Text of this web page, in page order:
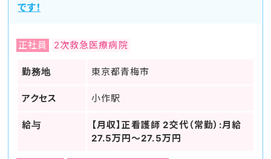
です！
正社員 2次救急医療病院
勤務地 東京都青梅市
アクセス 小作駅
給与
【月収】正看護師 2交代（常勤）:月給
27.5万円～27.5万円